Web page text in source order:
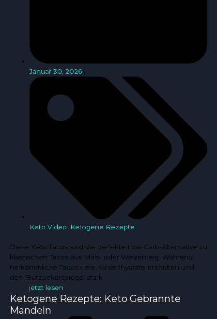
Januar 30, 2026
Keto Video Ketogene Rezepte
Diese Keto Tacos sind die perfekte Low-Carb-Alternative zu
klassischen Tacos aus Mais- oder Weizenteig. Während
herkömmliche Tacos viele Kohlenhydrate enthalten und
den Blutzuckerspiegel stark
jetzt lesen
Ketogene Rezepte: Keto Gebrannte
Mandeln